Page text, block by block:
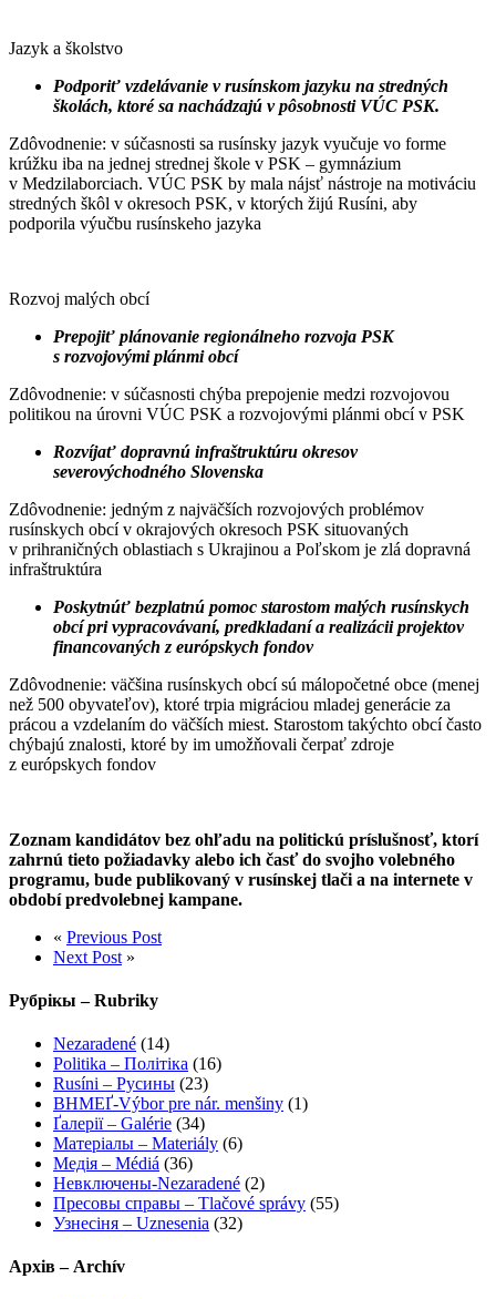
Jazyk a školstvo
Podporiť vzdelávanie v rusínskom jazyku na stredných
školách, ktoré sa nachádzajú v pôsobnosti VÚC PSK.
Zdôvodnenie: v súčasnosti sa rusínsky jazyk vyučuje vo forme
krúžku iba na jednej strednej škole v PSK – gymnázium
v Medzilaborciach. VÚC PSK by mala nájsť nástroje na motiváciu
stredných škôl v okresoch PSK, v ktorých žijú Rusíni, aby
podporila výučbu rusínskeho jazyka
Rozvoj malých obcí
Prepojiť plánovanie regionálneho rozvoja PSK
s rozvojovými plánmi obcí
Zdôvodnenie: v súčasnosti chýba prepojenie medzi rozvojovou
politikou na úrovni VÚC PSK a rozvojovými plánmi obcí v PSK
Rozvíjať dopravnú infraštruktúru okresov
severovýchodného Slovenska
Zdôvodnenie: jedným z najväčších rozvojových problémov
rusínskych obcí v okrajových okresoch PSK situovaných
v prihraničných oblastiach s Ukrajinou a Poľskom je zlá dopravná
infraštruktúra
Poskytnúť bezplatnú pomoc starostom malých rusínskych
obcí pri vypracovávaní, predkladaní a realizácii projektov
financovaných z európskych fondov
Zdôvodnenie: väčšina rusínskych obcí sú málopočetné obce (menej
než 500 obyvateľov), ktoré trpia migráciou mladej generácie za
prácou a vzdelaním do väčších miest. Starostom takýchto obcí často
chýbajú znalosti, ktoré by im umožňovali čerpať zdroje
z európskych fondov
Zoznam kandidátov bez ohľadu na politickú príslušnosť, ktorí
zahrnú tieto požiadavky alebo ich časť do svojho volebného
programu, bude publikovaný v rusínskej tlači a na internete v
období predvolebnej kampane.
« Previous Post
Next Post »
Рубрікы – Rubriky
Nezaradené (14)
Politika – Політіка (16)
Rusíni – Русины (23)
ВНМЕҐ-Výbor pre nár. menšiny (1)
Ґалерії – Galérie (34)
Матеріалы – Materiály (6)
Медія – Médiá (36)
Невключены-Nezaradené (2)
Пресовы справы – Tlačové správy (55)
Узнесіня – Uznesenia (32)
Архів – Archív